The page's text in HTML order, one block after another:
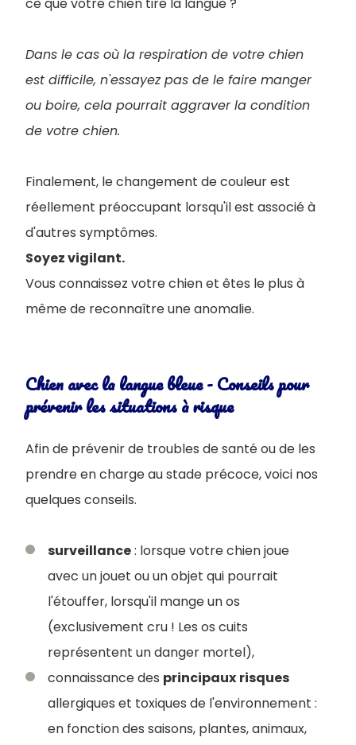
Dans le cas où la respiration de votre chien
est difficile, n'essayez pas de le faire manger
ou boire, cela pourrait aggraver la condition
de votre chien.
Finalement, le changement de couleur est
réellement préoccupant lorsqu'il est associé à
d'autres symptômes.
Soyez vigilant.
Vous connaissez votre chien et êtes le plus à
même de reconnaître une anomalie.
Chien avec la langue bleue - Conseils pour
prévenir les situations à risque
Afin de prévenir de troubles de santé ou de les
prendre en charge au stade précoce, voici nos
quelques conseils.
surveillance: lorsque votre chien joue
avec un jouet ou un objet qui pourrait
l'étouffer, lorsqu'il mange un os
(exclusivement cru ! Les os cuits
représentent un danger mortel),
connaissance des principaux risques
allergiques et toxiques de l'environnement :
en fonction des saisons, plantes, animaux,